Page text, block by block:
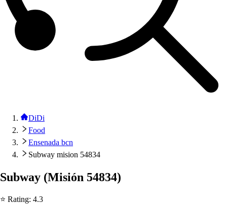
DiDi
Food
Ensenada bcn
Subway mision 54834
Subway (Misión 54834)
⭐ Rating: 4.3